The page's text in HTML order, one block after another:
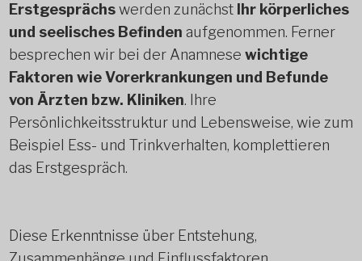
Erstgesprächswerden zunächst Ihr körperliches
und seelisches Befinden aufgenommen. Ferner
besprechen wir bei der Anamnese wichtige
Faktoren wie Vorerkrankungen und Befunde
von Ärzten bzw. Kliniken. Ihre
Persönlichkeitsstruktur und Lebensweise, wie zum
Beispiel Ess- und Trinkverhalten, komplettieren
das Erstgespräch.
Diese Erkenntnisse über Entstehung,